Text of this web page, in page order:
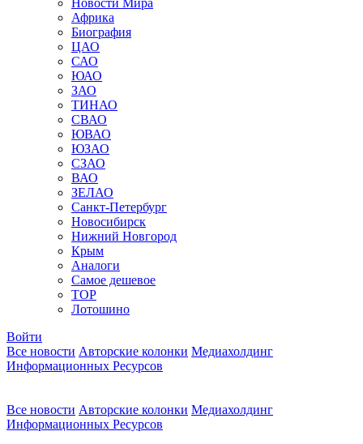
Новости Мира
Африка
Биография
ЦАО
САО
ЮАО
ЗАО
ТИНАО
СВАО
ЮВАО
ЮЗАО
СЗАО
ВАО
ЗЕЛАО
Санкт-Петербург
Новосибирск
Нижний Новгород
Крым
Аналоги
Самое дешевое
TOP
Лотошино
Войти
Все новости Авторские колонки Медиахолдинг
Информационных Ресурсов
Все новости Авторские колонки Медиахолдинг
Информационных Ресурсов